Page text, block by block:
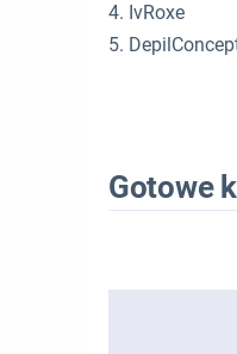
4. IvRoxe
5.
Gotowe